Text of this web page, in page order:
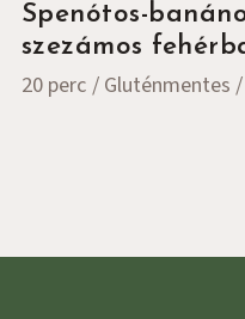
Spenótos-
szezámos
20 perc Gluténmentes